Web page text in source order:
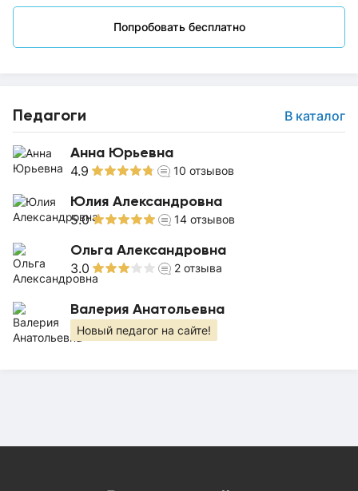
Попробовать бесплатно
Педагоги В каталог
Анна Юрьевна
4.9 10 отзывов
Юлия Александровна
5.0 14 отзывов
Ольга Александровна
3.0 2 отзыва
Валерия Анатольевна
Новый педагог на сайте!